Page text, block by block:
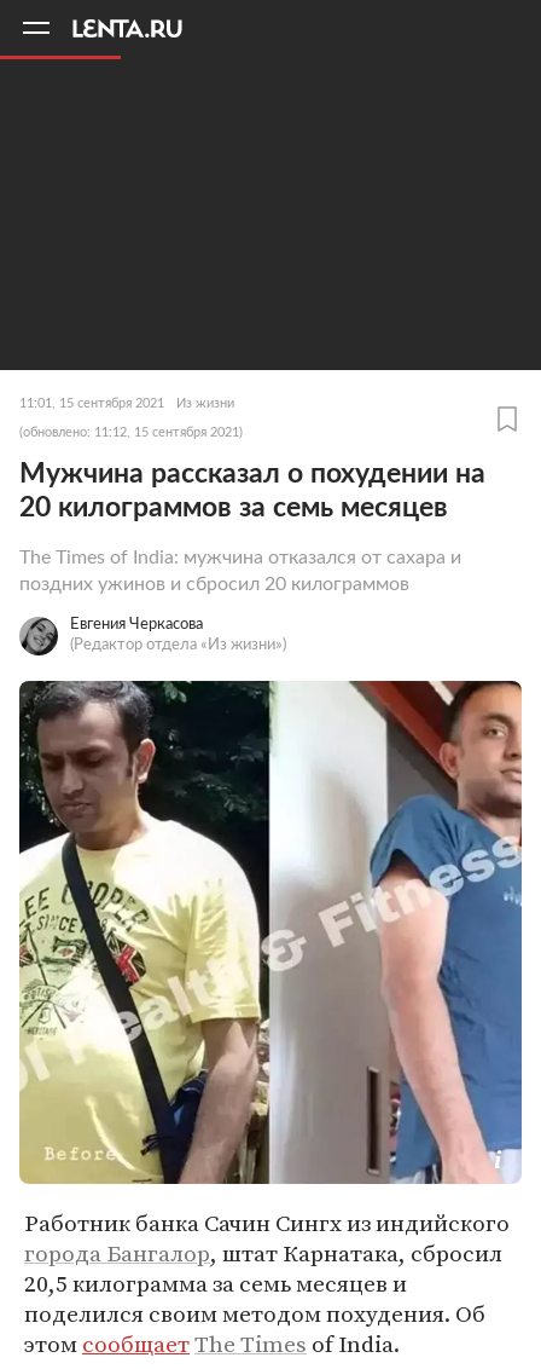
11:01, 15 сентября 2021 Из жизни
(обновлено: 11:12, 15 сентября 2021)
Мужчина рассказал о похудении на
20 килограммов за семь месяцев
The Times of India: мужчина отказался от сахара и
поздних ужинов и сбросил 20 килограммов
Евгения Черкасова
(Редактор отдела «Из жизни»)
Работник банка Сачин Сингх из индийского
города Бангалор, штат Карнатака, сбросил
20,5 килограмма за семь месяцев и
поделился своим методом похудения. Об
этомсообщаетThe Times of India.